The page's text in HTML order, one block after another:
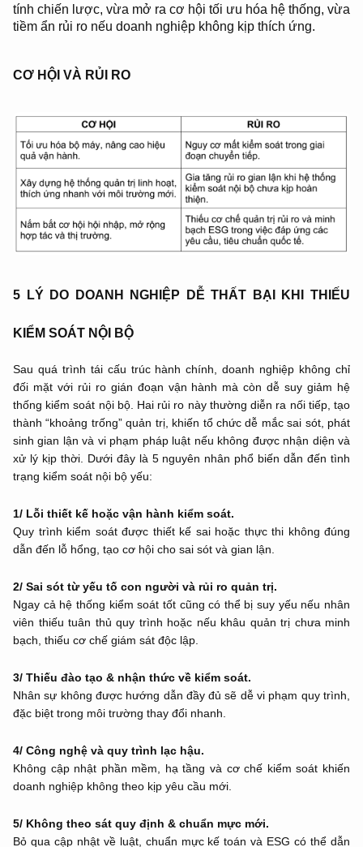
tính chiến lược, vừa mở ra cơ hội tối ưu hóa hệ thống, vừa
tiềm ẩn rủi ro nếu doanh nghiệp không kịp thích ứng.
CƠ HỘI VÀ RỦI RO
5 LÝ DO DOANH NGHIỆP DỄ THẤT BẠI KHI THIẾU
KIỂM SOÁT NỘI BỘ
Sau quá trình tái cấu trúc hành chính, doanh nghiệp không chỉ
đối mặt với rủi ro gián đoạn vận hành mà còn dễ suy giảm hệ
thống kiểm soát nội bộ. Hai rủi ro này thường diễn ra nối tiếp, tạo
thành “khoảng trống” quản trị, khiến tổ chức dễ mắc sai sót, phát
sinh gian lận và vi phạm pháp luật nếu không được nhận diện và
xử lý kịp thời. Dưới đây là 5 nguyên nhân phổ biến dẫn đến tình
trạng kiểm soát nội bộ yếu:
1/ Lỗi thiết kế hoặc vận hành kiểm soát.
Quy trình kiểm soát được thiết kế sai hoặc thực thi không đúng
dẫn đến lỗ hổng, tạo cơ hội cho sai sót và gian lận.
2/ Sai sót từ yếu tố con người và rủi ro quản trị.
Ngay cả hệ thống kiểm soát tốt cũng có thể bị suy yếu nếu nhân
viên thiếu tuân thủ quy trình hoặc nếu khâu quản trị chưa minh
bạch, thiếu cơ chế giám sát độc lập.
3/ Thiếu đào tạo & nhận thức về kiểm soát.
Nhân sự không được hướng dẫn đầy đủ sẽ dễ vi phạm quy trình,
đặc biệt trong môi trường thay đổi nhanh.
4/ Công nghệ và quy trình lạc hậu.
Không cập nhật phần mềm, hạ tầng và cơ chế kiểm soát khiến
doanh nghiệp không theo kịp yêu cầu mới.
5/ Không theo sát quy định & chuẩn mực mới.
Bỏ qua cập nhật về luật, chuẩn mực kế toán và ESG có thể dẫn